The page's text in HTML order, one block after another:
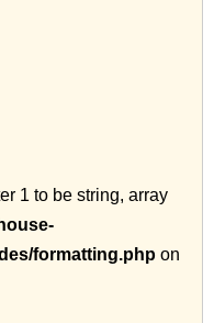
1 to be string, array
formatting.php on